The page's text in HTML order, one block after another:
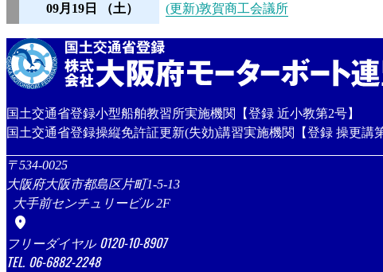
09月19日 （土） (更新)敦賀商工会議所
国土交通省登録小型船舶教習所実施機関【登録 近小教第2号】
国土交通省登録操縦免許証更新(失効)講習実施機関【登録 操更講第
534-0025
大阪府大阪市都島区片町1-5-13
大手前センチュリービル 2F
location_on
0120-10-8907
06-6882-2248